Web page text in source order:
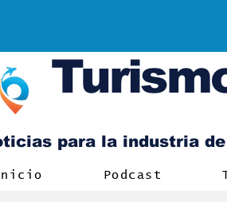
para la industria
Podcast